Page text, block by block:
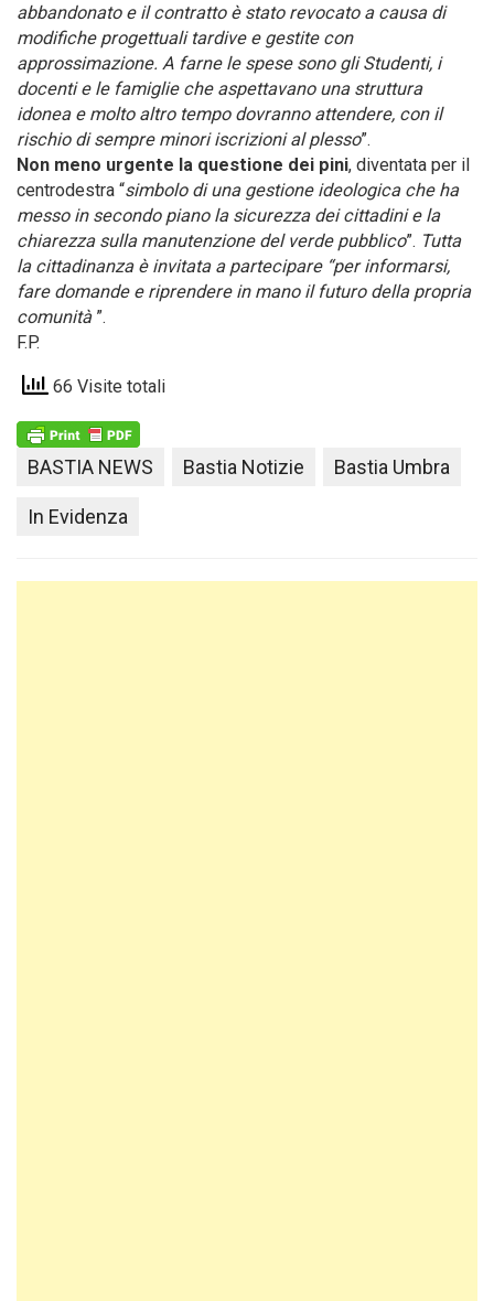
abbandonato e il contratto è stato revocato a causa di
modifiche progettuali tardive e gestite con
approssimazione. A farne le spese sono gli Studenti, i
docenti e le famiglie che aspettavano una struttura
idonea e molto altro tempo dovranno attendere, con il
rischio di sempre minori iscrizioni al plesso”.
Non meno urgente la questione dei pini, diventata per il
centrodestra “simbolo di una gestione ideologica che ha
messo in secondo piano la sicurezza dei cittadini e la
chiarezza sulla manutenzione del verde pubblico”. Tutta
la cittadinanza è invitata a partecipare “per informarsi,
fare domande e riprendere in mano il futuro della propria
comunità”.
F.P.
66 Visite totali
BASTIA NEWS Bastia Notizie Bastia Umbra
In Evidenza